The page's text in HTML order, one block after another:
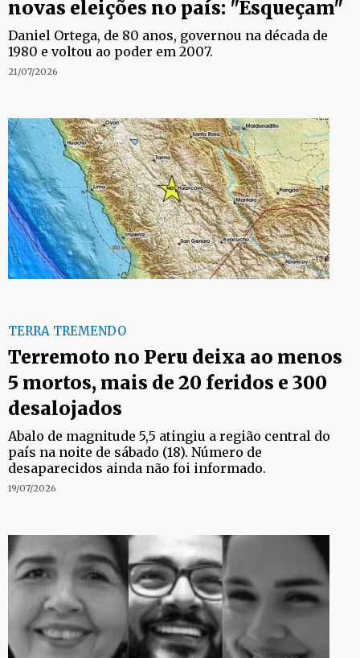
novas eleições no país: "Esqueçam"
Daniel Ortega, de 80 anos, governou na década de
1980 e voltou ao poder em 2007.
21/07/2026
TERRA TREMENDO
Terremoto no Peru deixa ao menos
5 mortos, mais de 20 feridos e 300
desalojados
Abalo de magnitude 5,5 atingiu a região central do
país na noite de sábado (18). Número de
desaparecidos ainda não foi informado.
19/07/2026